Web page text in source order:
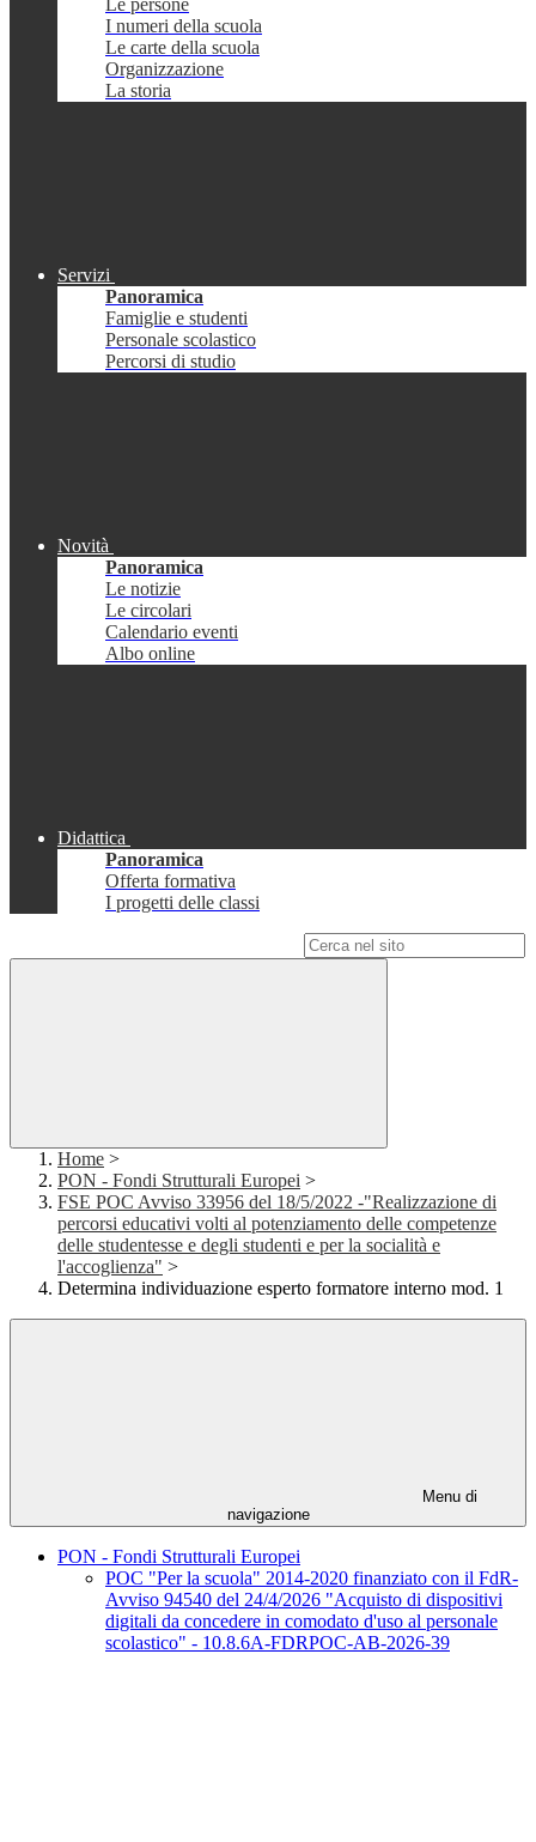
Le persone
I numeri della scuola
Le carte della scuola
Organizzazione
La storia
Servizi
Panoramica
Famiglie e studenti
Personale scolastico
Percorsi di studio
Novità
Panoramica
Le notizie
Le circolari
Calendario eventi
Albo online
Didattica
Panoramica
Offerta formativa
I progetti delle classi
Home >
PON - Fondi Strutturali Europei >
FSE POC Avviso 33956 del 18/5/2022 -"Realizzazione di
percorsi educativi volti al potenziamento delle competenze
delle studentesse e degli studenti e per la socialità e
l'accoglienza" >
Determina individuazione esperto formatore interno mod. 1
Menu di
navigazione
PON - Fondi Strutturali Europei
POC "Per la scuola" 2014-2020 finanziato con il FdR-
Avviso 94540 del 24/4/2026 "Acquisto di dispositivi
digitali da concedere in comodato d'uso al personale
scolastico" - 10.8.6A-FDRPOC-AB-2026-39